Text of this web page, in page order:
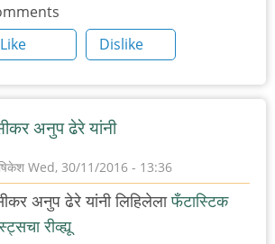
Like
Dislike
अनुप ढेरे यांनी
Wed, 30/11/2016 - 13:36
अनुप ढेरे यांनी लिहिलेलाफँटास्टिक
रीव्ह्यू